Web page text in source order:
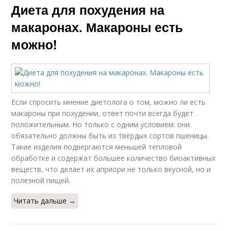
Диета для похудения на
макаронах. Макароны есть
можно!
Если спросить мнение диетолога о том, можно ли есть
макароны при похудении, ответ почти всегда будет
положительным. Но только с одним условием: они
обязательно должны быть из твёрдых сортов пшеницы.
Такие изделия подвергаются меньшей тепловой
обработке и содержат большее количество биоактивных
веществ, что делает их априори не только вкусной, но и
полезной пищей.
Читать дальше →